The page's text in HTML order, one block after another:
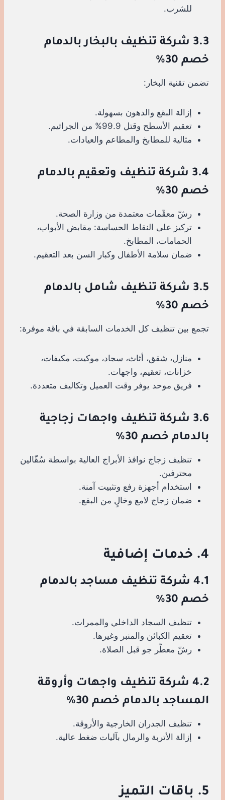
للشرب.
3.3 شركة تنظيف بالبخار بالدمام
خصم 30%
تضمن تقنية البخار:
إزالة البقع والدهون بسهولة.
تعقيم الأسطح وقتل 99.9% من الجراثيم.
مثالية للمطابخ والمطاعم والعيادات.
3.4 شركة تنظيف وتعقيم بالدمام
خصم 30%
رشّ معقّمات معتمدة من وزارة الصحة.
تركيز على النقاط الحساسة: مقابض الأبواب،
الحمامات، المطابخ.
ضمان سلامة الأطفال وكبار السن بعد التعقيم.
3.5 شركة تنظيف شامل بالدمام
خصم 30%
تجمع بين تنظيف كل الخدمات السابقة في باقة موفرة:
منازل، شقق، أثاث، سجاد، موكيت، مكيفات،
خزانات، تعقيم، واجهات.
فريق موحد يوفر وقت العميل وتكاليف متعددة.
3.6 شركة تنظيف واجهات زجاجية
بالدمام خصم 30%
تنظيف زجاج نوافذ الأبراج العالية بواسطة سُقّالين
محترفين.
استخدام أجهزة رفع وتثبيت آمنة.
ضمان زجاج لامع وخالٍ من البقع.
4. خدمات إضافية
4.1 شركة تنظيف مساجد بالدمام
خصم 30%
تنظيف السجاد الداخلي والممرات.
تعقيم الكبائن والمنبر وغيرها.
رشّ معطّر جو قبل الصلاة.
4.2 شركة تنظيف واجهات وأروقة
المساجد بالدمام خصم 30%
تنظيف الجدران الخارجية والأروقة.
إزالة الأتربة والرمال بآليات ضغط عالية.
5. باقات التميز